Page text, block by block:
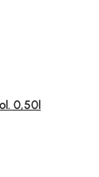
0,50l